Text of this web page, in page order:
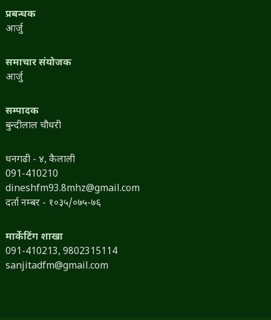
प्रबन्धक
आर्जु
समाचार संयोजक
आर्जु
सम्पादक
बुन्दीलाल चौधरी
धनगढी - ४, कैलाली
091-410210
dineshfm93.8mhz@gmail.com
दर्ता नम्बर - १०३५/०७५-७६
मार्केटिंग शाखा
091-410213, 9802315114
sanjitadfm@gmail.com